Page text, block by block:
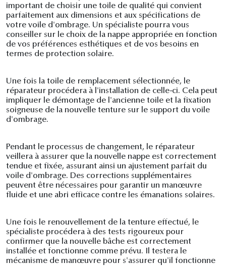
important de choisir une toile de qualité qui convient
parfaitement aux dimensions et aux spécifications de
votre voile d'ombrage. Un spécialiste pourra vous
conseiller sur le choix de la nappe appropriée en fonction
de vos préférences esthétiques et de vos besoins en
termes de protection solaire.
Une fois la toile de remplacement sélectionnée, le
réparateur procédera à l'installation de celle-ci. Cela peut
impliquer le démontage de l'ancienne toile et la fixation
soigneuse de la nouvelle tenture sur le support du voile
d'ombrage.
Pendant le processus de changement, le réparateur
veillera à assurer que la nouvelle nappe est correctement
tendue et fixée, assurant ainsi un ajustement parfait du
voile d'ombrage. Des corrections supplémentaires
peuvent être nécessaires pour garantir un manœuvre
fluide et une abri efficace contre les émanations solaires.
Une fois le renouvellement de la tenture effectué, le
spécialiste procédera à des tests rigoureux pour
confirmer que la nouvelle bâche est correctement
installée et fonctionne comme prévu. Il testera le
mécanisme de manœuvre pour s'assurer qu'il fonctionne